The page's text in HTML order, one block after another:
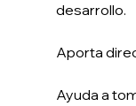
desarrollo.
Aporta
Ayuda a